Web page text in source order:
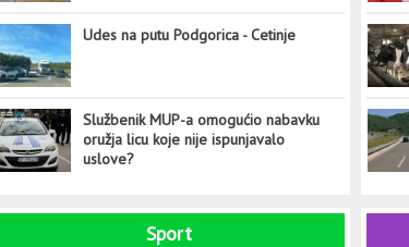
Udes na putu Podgorica - Cetinje
Službenik MUP-a omogućio nabavku
oružja licu koje nije ispunjavalo
uslove?
Sport